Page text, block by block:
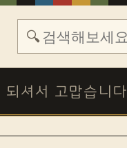
🔍
되셔서 고맙습니다